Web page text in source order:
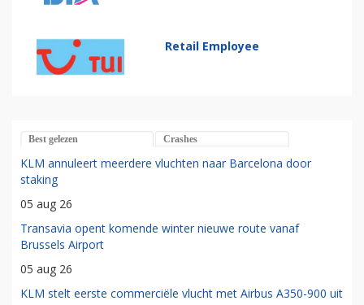
Retail Employee
Best gelezen Crashes
KLM annuleert meerdere vluchten naar Barcelona door
staking
05 aug 26
Transavia opent komende winter nieuwe route vanaf
Brussels Airport
05 aug 26
KLM stelt eerste commerciële vlucht met Airbus A350-900 uit